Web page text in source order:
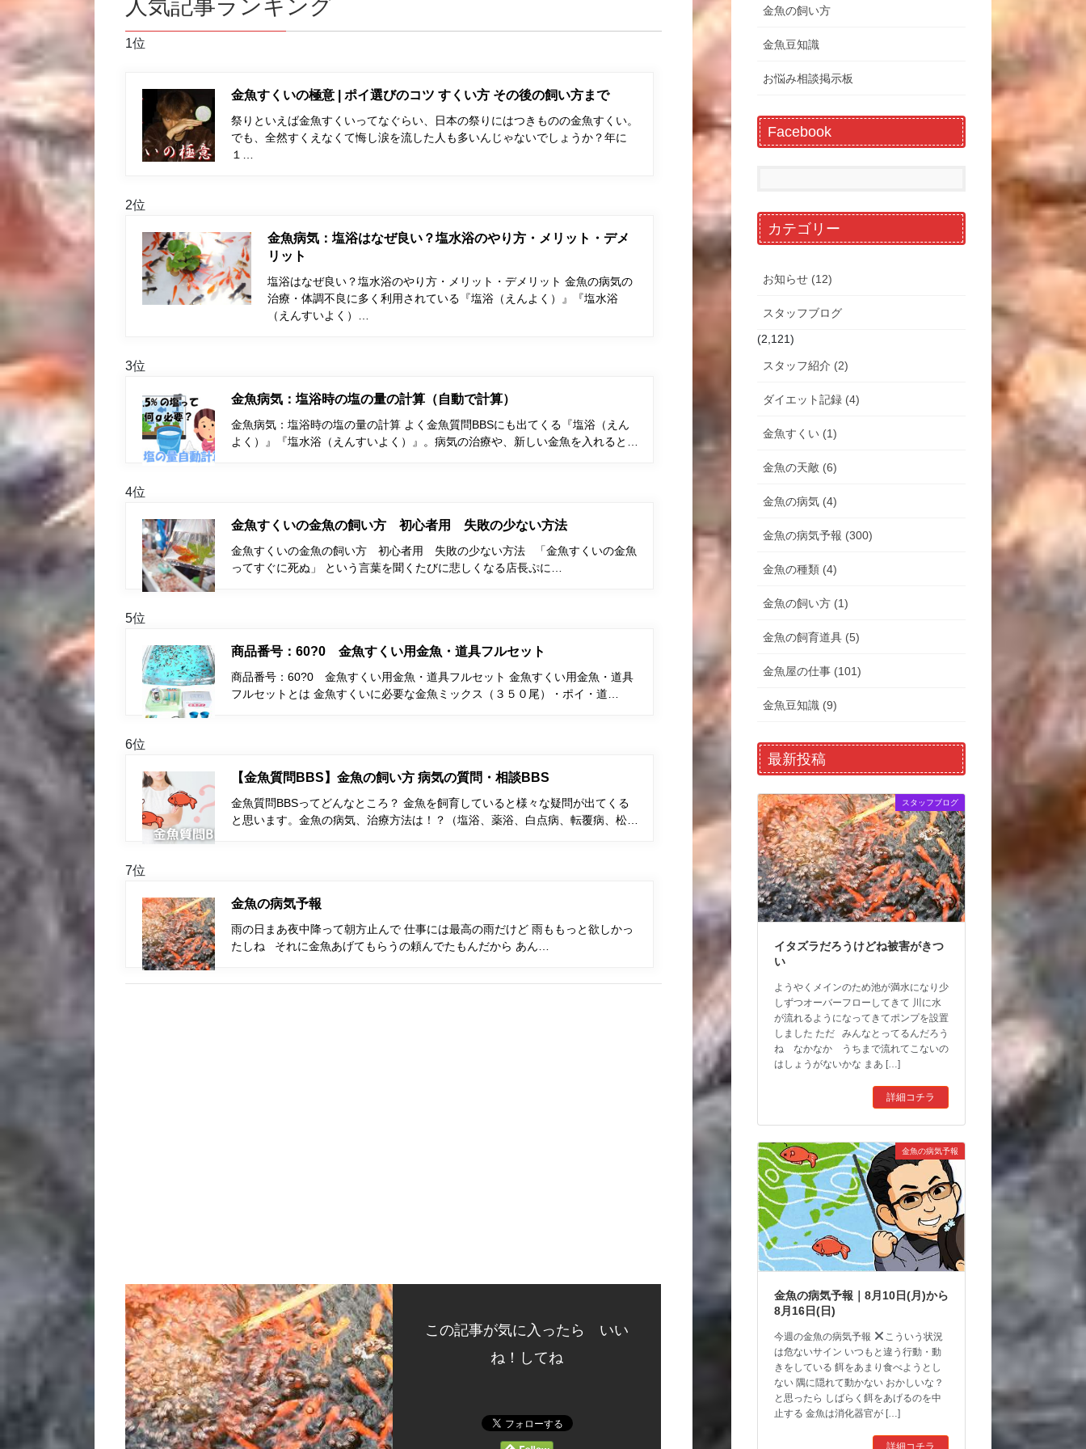
人気記事ランキング
1位
金魚すくいの極意 | ポイ選びのコツ すくい方 その後の飼い方まで
祭りといえば金魚すくいってなぐらい、日本の祭りにはつきものの金魚すくい。
でも、全然すくえなくて悔し涙を流した人も多いんじゃないでしょうか？年に
１…
2位
金魚病気：塩浴はなぜ良い？塩水浴のやり方・メリット・デメ
リット
塩浴はなぜ良い？塩水浴のやり方・メリット・デメリット 金魚の病気の
治療・体調不良に多く利用されている『塩浴（えんよく）』『塩水浴
（えんすいよく）…
3位
金魚病気：塩浴時の塩の量の計算（自動で計算）
金魚病気：塩浴時の塩の量の計算 よく金魚質問BBSにも出てくる『塩浴（えん
よく）』『塩水浴（えんすいよく）』。病気の治療や、新しい金魚を入れると…
4位
金魚すくいの金魚の飼い方 初心者用 失敗の少ない方法
金魚すくいの金魚の飼い方 初心者用 失敗の少ない方法 「金魚すくいの金魚
ってすぐに死ぬ」 という言葉を聞くたびに悲しくなる店長ぷに…
5位
商品番号：60?0 金魚すくい用金魚・道具フルセット
商品番号：60?0 金魚すくい用金魚・道具フルセット 金魚すくい用金魚・道具
フルセットとは 金魚すくいに必要な金魚ミックス（３５０尾）・ポイ・道…
6位
【金魚質問BBS】金魚の飼い方 病気の質問・相談BBS
金魚質問BBSってどんなところ？ 金魚を飼育していると様々な疑問が出てくる
と思います。金魚の病気、治療方法は！？（塩浴、薬浴、白点病、転覆病、松…
7位
金魚の病気予報
雨の日まあ夜中降って朝方止んで 仕事には最高の雨だけど 雨ももっと欲しかっ
たしね それに金魚あげてもらうの頼んでたもんだから あん…
この記事が気に入ったら いい
ね！してね
金魚の飼い方
金魚豆知識
お悩み相談掲示板
Facebook
カテゴリー
お知らせ (12)
スタッフブログ
(2,121)
スタッフ紹介 (2)
ダイエット記録 (4)
金魚すくい (1)
金魚の天敵 (6)
金魚の病気 (4)
金魚の病気予報 (300)
金魚の種類 (4)
金魚の飼い方 (1)
金魚の飼育道具 (5)
金魚屋の仕事 (101)
金魚豆知識 (9)
最新投稿
スタッフブログ
イタズラだろうけどね被害がきつ
い
ようやくメインのため池が満水になり少
しずつオーバーフローしてきて 川に水
が流れるようになってきてポンプを設置
しました ただ みんなとってるんだろう
ね なかなか うちまで流れてこないの
はしょうがないかな まあ […]
詳細コチラ
金魚の病気予報
金魚の病気予報｜8月10日(月)から
8月16日(日)
今週の金魚の病気予報
こういう状況
は危ないサイン いつもと違う行動・動
きをしている 餌をあまり食べようとし
ない 隅に隠れて動かない おかしいな？
と思ったら しばらく餌をあげるのを中
止する 金魚は消化器官が […]
詳細コチラ